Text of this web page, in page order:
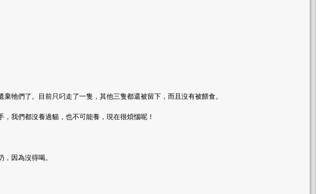
牠們了。目前只叼走了一隻，其他三隻都還被留下，而且沒有被餵食。
我們都沒養過貓，也不可能養，現在很煩惱呢！
因為沒得喝。